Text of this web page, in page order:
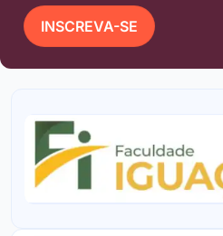
INSCREVA-SE